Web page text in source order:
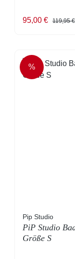
95,00 € 119,95 €
RABATT
%
Pip Studio
PiP Studio
Größe S